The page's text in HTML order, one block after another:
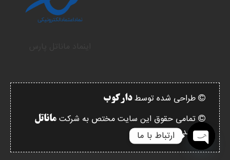
طراحی شده توسطدارکوب
تمامی حقوق این سایت مختص به شرکت ماناتل
میباشد. ارتباط با ما
Open